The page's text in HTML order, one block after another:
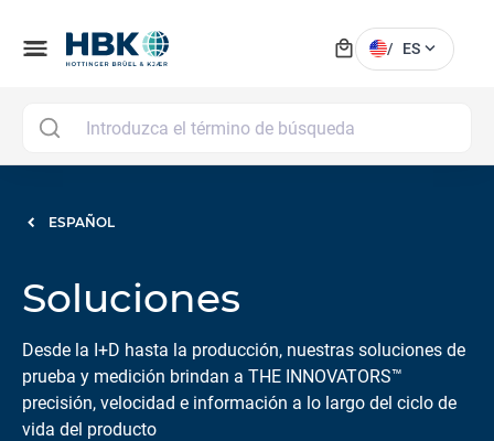
menu local_mall / ES expand_more
ESPAÑOL
Soluciones
Desde la I+D hasta la producción, nuestras soluciones de
prueba y medición brindan a THE INNOVATORS™
precisión, velocidad e información a lo largo del ciclo de
vida del producto